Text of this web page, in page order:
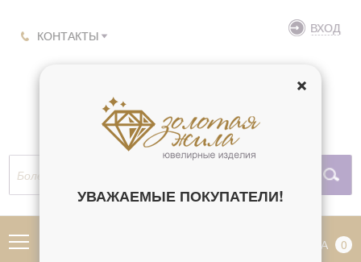
КОНТАКТЫ ВХОД
КОРЗИНА 0
УВАЖАЕМЫЕ ПОКУПАТЕЛИ!